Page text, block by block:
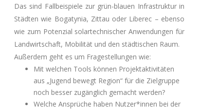
Das sind Fallbeispiele zur grün-blauen Infrastruktur in
Städten wie Bogatynia, Zittau oder Liberec – ebenso
wie zum Potenzial solartechnischer Anwendungen für
Landwirtschaft, Mobilität und den städtischen Raum.
Außerdem geht es um Fragestellungen wie:
Mit welchen Tools können Projektaktivitäten
aus „Jugend bewegt Region“ für die Zielgruppe
noch besser zugänglich gemacht werden?
Welche Ansprüche haben Nutzer*innen bei der